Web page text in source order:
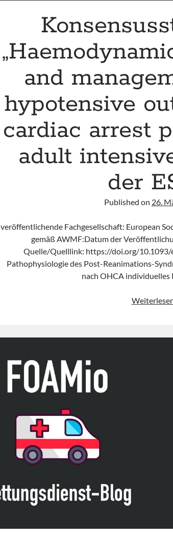
and
hypotensive
cardiac arrest
adult
der
Published on 26.
veröffentlichende Fachgesellschaft: European
gemäß AWMF:Datum der
Quelle/Quelllink: https://doi.org/10.1093/
Pathophysiologie des Post-Reanimations-
nach OHCA individuelles